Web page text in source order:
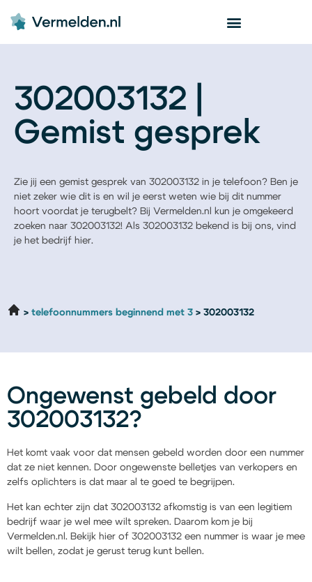
302003132 |
Gemist gesprek
Zie jij een gemist gesprek van 302003132 in je telefoon? Ben je
niet zeker wie dit is en wil je eerst weten wie bij dit nummer
hoort voordat je terugbelt? Bij Vermelden.nl kun je omgekeerd
zoeken naar 302003132! Als 302003132 bekend is bij ons, vind
je het bedrijf hier.
telefoonnummers beginnend met 3 302003132
Ongewenst gebeld door
302003132?
Het komt vaak voor dat mensen gebeld worden door een nummer
dat ze niet kennen. Door ongewenste belletjes van verkopers en
zelfs oplichters is dat maar al te goed te begrijpen.
Het kan echter zijn dat 302003132 afkomstig is van een legitiem
bedrijf waar je wel mee wilt spreken. Daarom kom je bij
Vermelden.nl. Bekijk hier of 302003132 een nummer is waar je mee
wilt bellen, zodat je gerust terug kunt bellen.